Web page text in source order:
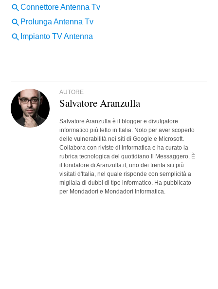
AUTORE
Salvatore Aranzulla
Salvatore Aranzulla è il blogger e divulgatore
informatico più letto in Italia. Noto per aver scoperto
delle vulnerabilità nei siti di Google e Microsoft.
Collabora con riviste di informatica e ha curato la
rubrica tecnologica del quotidiano Il Messaggero. È
il fondatore di Aranzulla.it, uno dei trenta siti più
visitati d'Italia, nel quale risponde con semplicità a
migliaia di dubbi di tipo informatico. Ha pubblicato
per Mondadori e Mondadori Informatica.